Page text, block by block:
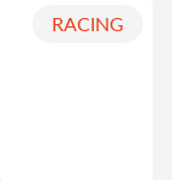
RACING